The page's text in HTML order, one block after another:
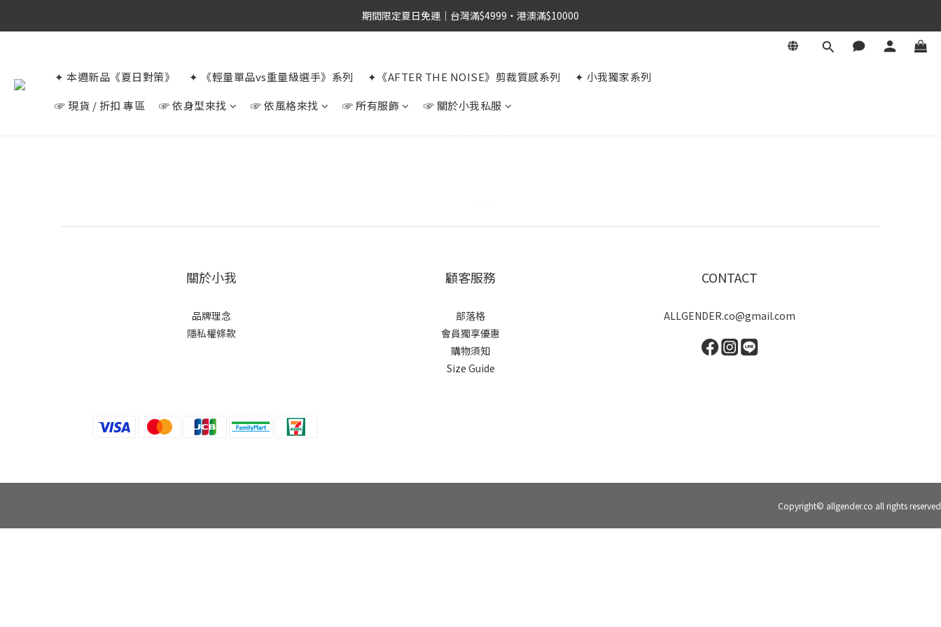
期間限定夏日免運｜台灣滿$4999・港澳滿$10000
✦ 本週新品《夏日對策》 ✦ 《輕量單品vs重量級選手》系列 ✦《AFTER THE NOISE》剪裁質感系列
✦ 小我獨家系列
☞ 現貨 / 折扣 專區
☞ 依身型來找 ☞ 依風格來找 ☞ 所有服飾 ☞ 關於小我私服
關於小我
品牌理念
隱私權條款
顧客服務
部落格
會員獨享優惠
購物須知
Size Guide
CONTACT
ALLGENDER.co@gmail.com
Copyright© allgender.co all rights reserved